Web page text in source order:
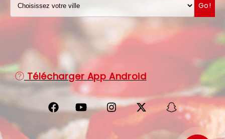
Go!
Télécharger App Android